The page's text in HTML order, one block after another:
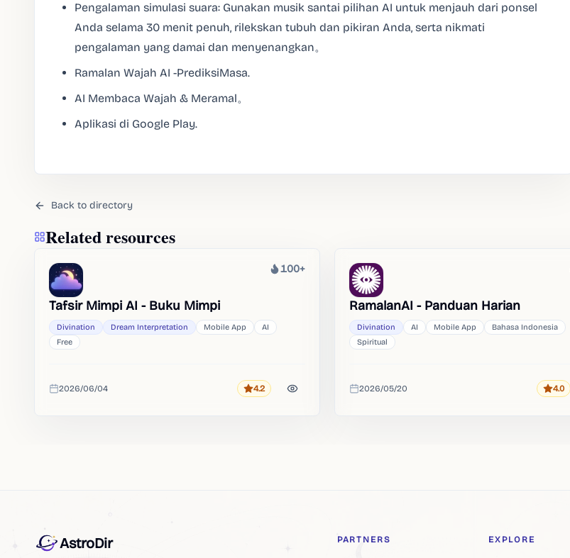
Pengalaman simulasi suara: Gunakan musik santai pilihan AI untuk menjauh dari ponsel
Anda selama 30 menit penuh, rilekskan tubuh dan pikiran Anda, serta nikmati
pengalaman yang damai dan menyenangkan。
Ramalan Wajah AI -PrediksiMasa.
AI Membaca Wajah & Meramal。
Aplikasi di Google Play.
Back to directory
Related resources
Heat
100+
Tafsir Mimpi AI - Buku Mimpi
Divination Dream Interpretation Mobile App
AI
Free
Added
2026/06/04 Rating
4.2
RamalanAI - Panduan Harian
Divination AI Mobile App
Bahasa Indonesia
Spiritual
Added
2026/05/20 Rating
4.0
AstroDir PARTNERS EXPLORE